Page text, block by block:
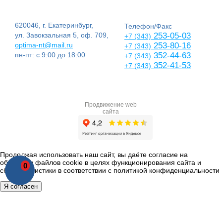
0
620046, г. Екатеринбург,
ул. Завокзальная 5, оф. 709,
optima-nt@mail.ru
пн-пт: с 9:00 до 18:00
Телефон/Факс
+7 (343) 253-05-03
+7 (343) 253-80-16
+7 (343) 352-44-63
+7 (343) 352-41-53
Продвижение web
сайта
Продолжая использовать наш сайт, вы даёте согласие на
обработку файлов cookie в целях функционирования сайта и
сбора статистики в соответствии с политикой конфиденциальности
Я согласен